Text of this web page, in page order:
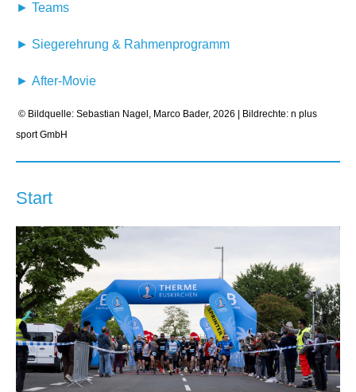
► Teams
► Siegerehrung & Rahmenprogramm
► After-Movie
© Bildquelle: Sebastian Nagel, Marco Bader, 2026 | Bildrechte: n plus
sport GmbH
Start